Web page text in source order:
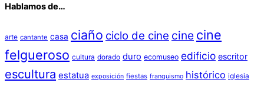
Hablamos de…
arte cantante casa ciaño ciclo de cine cine cine
felgueroso cultura dorado duro ecomuseo edificio escritor
escultura estatua exposición fiestas franquismo histórico iglesia